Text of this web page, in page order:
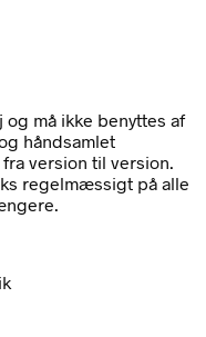
må ikke benyttes af
håndsamlet
version til version.
regelmæssigt på alle